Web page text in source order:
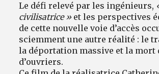
Le défi relevé par les ingénieurs,
civilisatrice »et les perspectives
de cette nouvelle voie d’accès
sciemment une autre réalité : le
la déportation massive et la
d’ouvriers.